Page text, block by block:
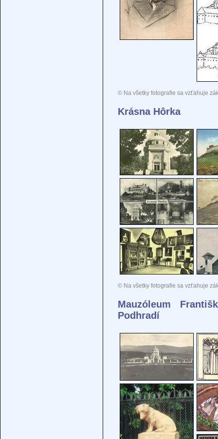
© Na všetky fotografie sa vzťahuje
Krásna Hôrka
© Na všetky fotografie sa vzťahuje
Mauzóleum
Podhradí